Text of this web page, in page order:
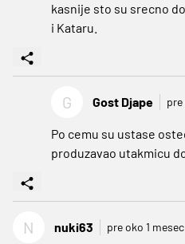
kasnije sto su srecno
i Kataru.
G Gost Djape pre
Po cemu su ustase
produzavao utakmicu
N nuki63 pre oko 1 mesec